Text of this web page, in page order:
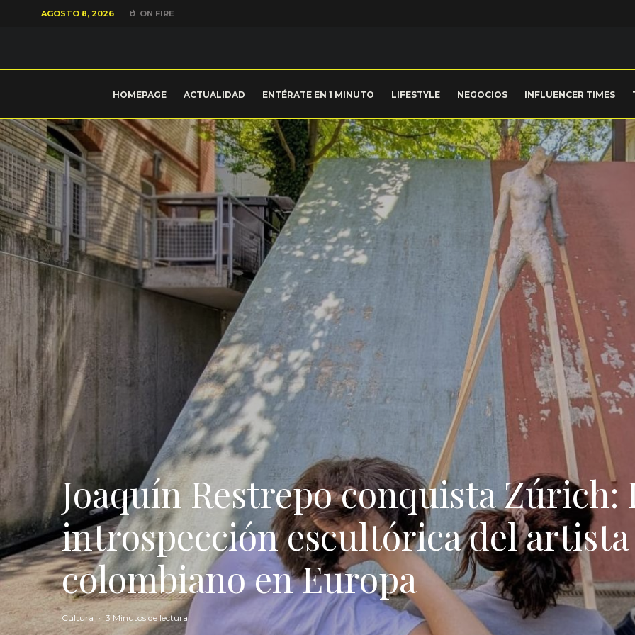
AGOSTO 8, 2026 ON FIRE
HOMEPAGE ACTUALIDAD ENTÉRATE EN 1 MINUTO LIFESTYLE NEGOCIOS INFLUENCER TIMES
Joaquín Restrepo conquista Zúrich:
introspección escultórica del artista
colombiano en Europa
Cultura · 3 Minutos de lectura